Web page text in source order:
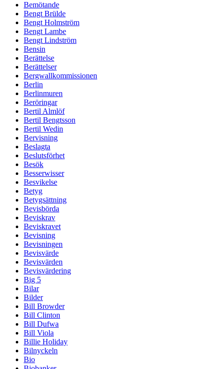
Bemötande
Bengt Brülde
Bengt Holmström
Bengt Lambe
Bengt Lindström
Bensin
Berättelse
Berättelser
Bergwallkommissionen
Berlin
Berlinmuren
Beröringar
Bertil Almlöf
Bertil Bengtsson
Bertil Wedin
Bervisning
Beslagta
Beslutsförhet
Besök
Besserwisser
Besvikelse
Betyg
Betygsättning
Bevisbörda
Beviskrav
Beviskravet
Bevisning
Bevisningen
Bevisvärde
Bevisvärden
Bevisvärdering
Big 5
Bilar
Bilder
Bill Browder
Bill Clinton
Bill Dufwa
Bill Viola
Billie Holiday
Bilnyckeln
Bio